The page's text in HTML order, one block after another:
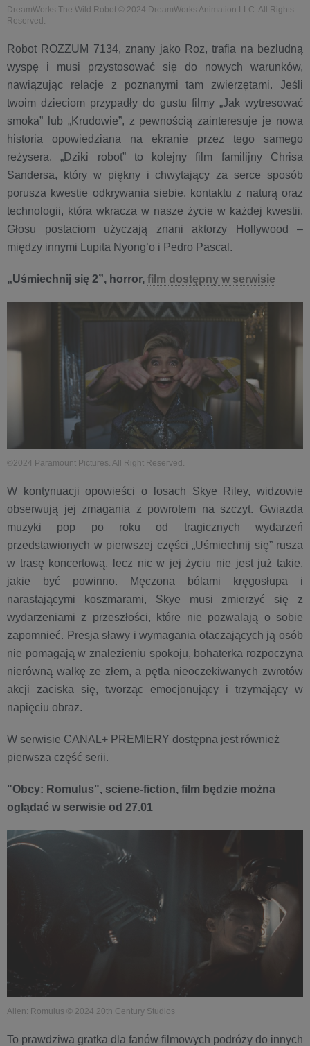
DreamWorks The Wild Robot © 2024 DreamWorks Animation LLC. All Rights
Reserved.
Robot ROZZUM 7134, znany jako Roz, trafia na bezludną
wyspę i musi przystosować się do nowych warunków,
nawiązując relacje z poznanymi tam zwierzętami. Jeśli
twoim dzieciom przypadły do gustu filmy „Jak wytresować
smoka” lub „Krudowie”, z pewnością zainteresuje je nowa
historia opowiedziana na ekranie przez tego samego
reżysera. „Dziki robot” to kolejny film familijny Chrisa
Sandersa, który w piękny i chwytający za serce sposób
porusza kwestie odkrywania siebie, kontaktu z naturą oraz
technologii, która wkracza w nasze życie w każdej kwestii.
Głosu postaciom użyczają znani aktorzy Hollywood –
między innymi Lupita Nyong’o i Pedro Pascal.
„Uśmiechnij się 2”, horror, film dostępny w serwisie
©2024 Paramount Pictures. All Right Reserved.
W kontynuacji opowieści o losach Skye Riley, widzowie
obserwują jej zmagania z powrotem na szczyt. Gwiazda
muzyki pop po roku od tragicznych wydarzeń
przedstawionych w pierwszej części „Uśmiechnij się” rusza
w trasę koncertową, lecz nic w jej życiu nie jest już takie,
jakie być powinno. Męczona bólami kręgosłupa i
narastającymi koszmarami, Skye musi zmierzyć się z
wydarzeniami z przeszłości, które nie pozwalają o sobie
zapomnieć. Presja sławy i wymagania otaczających ją osób
nie pomagają w znalezieniu spokoju, bohaterka rozpoczyna
nierówną walkę ze złem, a pętla nieoczekiwanych zwrotów
akcji zaciska się, tworząc emocjonujący i trzymający w
napięciu obraz.
W serwisie CANAL+ PREMIERY dostępna jest również
pierwsza część serii.
"Obcy: Romulus", sciene-fiction, film będzie można
oglądać w serwisie od 27.01
Alien: Romulus © 2024 20th Century Studios
To prawdziwa gratka dla fanów filmowych podróży do innych